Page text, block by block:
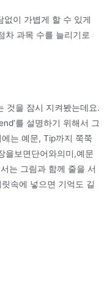
없이 가볍게 할 수 있게
차 과목 수를 늘리기로
것을 잠시 지켜봤는데요.
를 설명하기 위해서 그
는 예문, Tip까지 쭉쭉
을보면단어와의미,예문
는 그림과 함께 줄을 서
속에 넣으면 기억도 길